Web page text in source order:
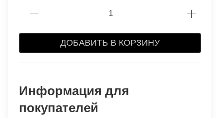
ДОБАВИТЬ В КОРЗИНУ
Информация для
покупателей